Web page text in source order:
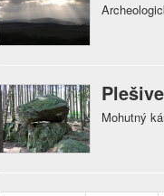
Mohutný